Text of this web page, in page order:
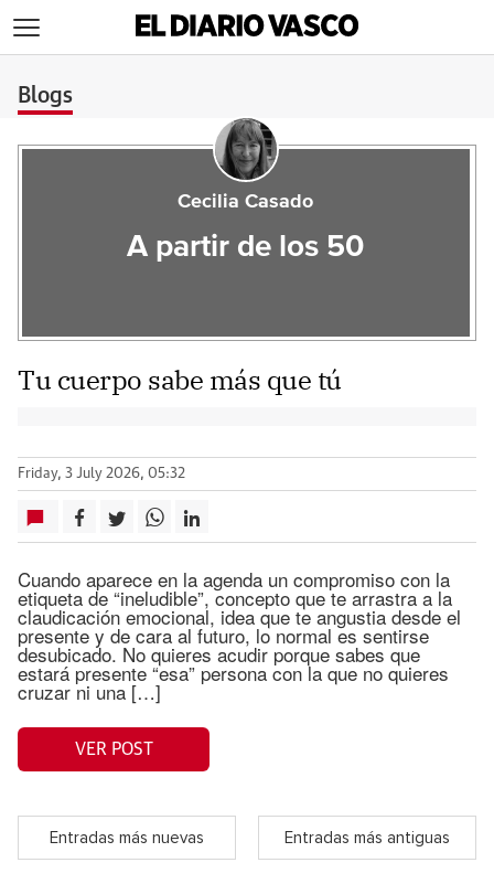
Blogs
Cecilia Casado
A partir de los 50
Tu cuerpo sabe más que tú
Friday, 3 July 2026, 05:32
Cuando aparece en la agenda un compromiso con la
etiqueta de “ineludible”, concepto que te arrastra a la
claudicación emocional, idea que te angustia desde el
presente y de cara al futuro, lo normal es sentirse
desubicado. No quieres acudir porque sabes que
estará presente “esa” persona con la que no quieres
cruzar ni una […]
VER POST
Entradas más nuevas Entradas más antiguas